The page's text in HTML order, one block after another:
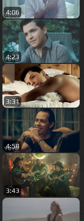
4:06
4:23
3:31
4:58
3:43